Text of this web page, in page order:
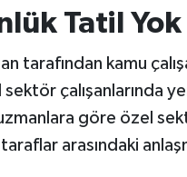
Tatil Yok
tarafından kamu
çalışanlarında
uzmanlara göre özel
arasındaki